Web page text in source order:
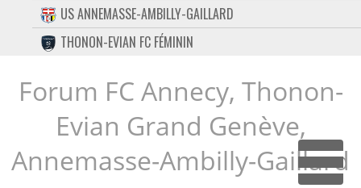
FACEBOOK
TWITTER
INSTAGRAM
US ANNEMASSE-AMBILLY-GAILLARD
THONON-EVIAN FC FÉMININ
Forum FC Annecy, Thonon-
Evian Grand Genève,
Annemasse-Ambilly-Gaillard